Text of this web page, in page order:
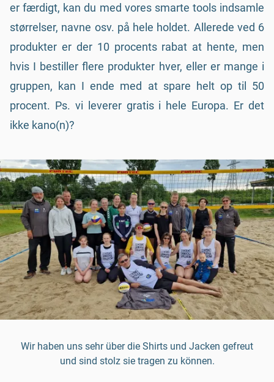
er færdigt, kan du med vores smarte tools indsamle
størrelser, navne osv. på hele holdet. Allerede ved 6
produkter er der 10 procents rabat at hente, men
hvis I bestiller flere produkter hver, eller er mange i
gruppen, kan I ende med at spare helt op til 50
procent. Ps. vi leverer gratis i hele Europa. Er det
ikke kano(n)?
Wir haben uns sehr über die Shirts und Jacken gefreut
und sind stolz sie tragen zu können.